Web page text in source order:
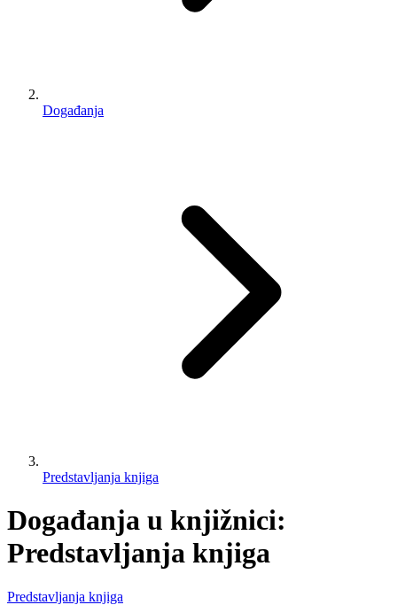
Događanja
Predstavljanja knjiga
Događanja u knjižnici:
Predstavljanja knjiga
Predstavljanja knjiga